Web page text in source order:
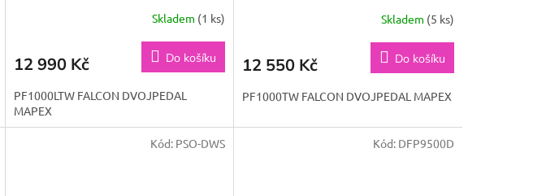
Skladem (1 ks)
12 990 Kč Do košíku
PF1000LTW FALCON DVOJPEDAL
MAPEX
Skladem (5 ks)
12 550 Kč Do košíku
PF1000TW FALCON DVOJPEDAL MAPEX
Kód: PSO-DWS Kód: DFP9500D